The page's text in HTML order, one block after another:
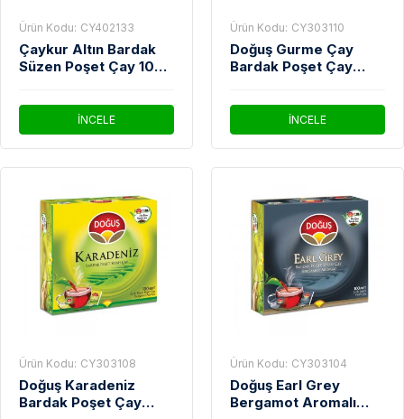
Ürün Kodu: CY402133
Çaykur Altın Bardak
Süzen Poşet Çay 100'
İNCELE
Ürün Kodu: CY303110
Doğuş Gurme Çay
Bardak Poşet Çay
İNCELE
Ürün Kodu: CY303108
Doğuş Karadeniz
Bardak Poşet Çay
Ürün Kodu: CY303104
Doğuş Earl Grey
Bergamot Aromalı